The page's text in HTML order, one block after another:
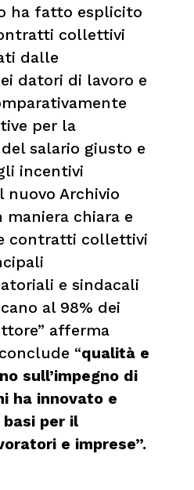
ha fatto esplicito
collettivi
dalle
datori di lavoro e
per la
salario giusto e
incentivi
nuovo Archivio
chiara e
contratti collettivi
e sindacali
al 98% dei
afferma
“qualità e
sull’impegno di
ha innovato e
per il
e imprese”.